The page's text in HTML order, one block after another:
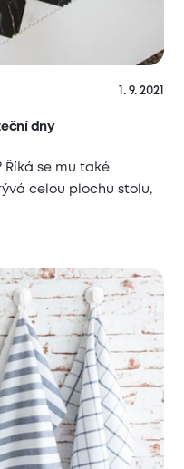
1. 9. 2021
dny
Říká se mu také
celou plochu stolu,